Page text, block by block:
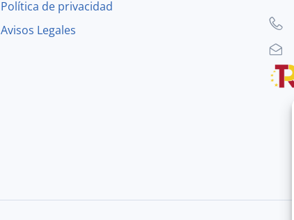
Política de privacidad
Avisos Legales